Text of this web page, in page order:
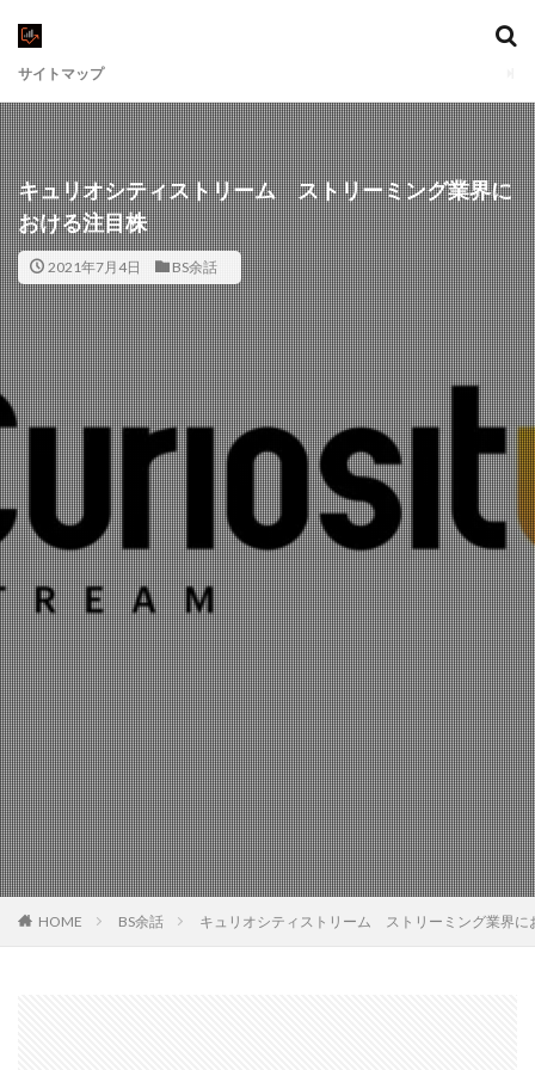
サイトマップ
キュリオシティストリーム ストリーミング業界に
おける注目株
2021年7月4日 BS余話
HOME BS余話 キュリオシティストリーム ストリーミング業界に